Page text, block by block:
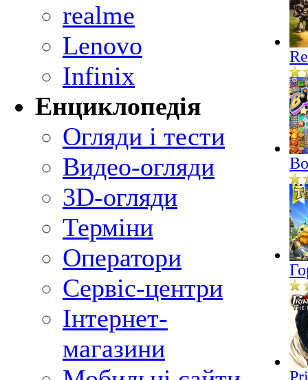
realme
Lenovo
Infinix
Енциклопедія
Огляди і тести
Видео-огляди
3D-огляди
Терміни
Оператори
Сервіс-центри
Інтернет-
магазини